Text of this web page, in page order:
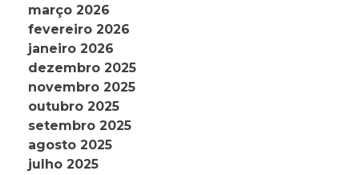
março 2026
fevereiro 2026
janeiro 2026
dezembro 2025
novembro 2025
outubro 2025
setembro 2025
agosto 2025
julho 2025